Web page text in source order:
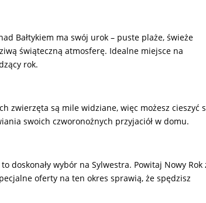
Bałtykiem ma swój urok – puste plaże, świeże
świąteczną atmosferę. Idealne miejsce na
rok.
zwierzęta są mile widziane, więc możesz cieszyć
swoich czworonożnych przyjaciół w domu.
doskonały wybór na Sylwestra. Powitaj Nowy Rok
oferty na ten okres sprawią, że spędzisz